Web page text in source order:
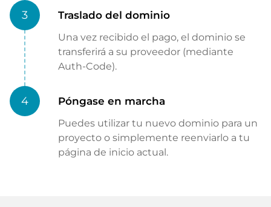
3 Traslado del dominio
Una vez recibido el pago, el dominio se
transferirá a su proveedor (mediante
Auth-Code).
4 Póngase en marcha
Puedes utilizar tu nuevo dominio para un
proyecto o simplemente reenviarlo a tu
página de inicio actual.